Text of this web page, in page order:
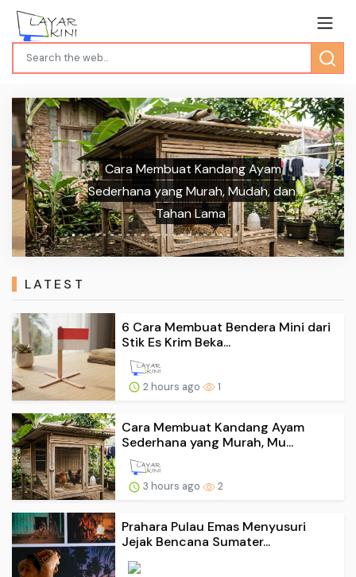
Cara Membuat Kandang Ayam
Sederhana yang Murah, Mudah, dan
Tahan Lama
Previous Next
LATEST
6 Cara Membuat Bendera Mini dari
Stik Es Krim Beka...
2 hours ago 1
Cara Membuat Kandang Ayam
Sederhana yang Murah, Mu...
3 hours ago 2
Prahara Pulau Emas Menyusuri
Jejak Bencana Sumater...